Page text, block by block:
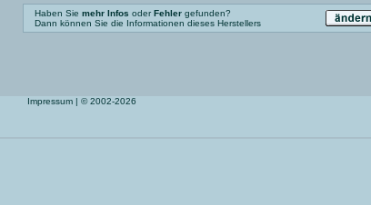
Haben Sie mehr Infos oderFehler gefunden?
Dann können Sie die Informationen dieses Herstellers
Impressum | © 2002-2026